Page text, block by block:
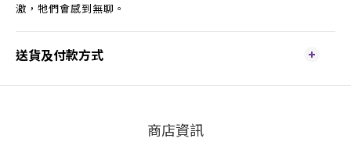
激，牠們會感到無聊。
送貨及付款方式
商店資訊